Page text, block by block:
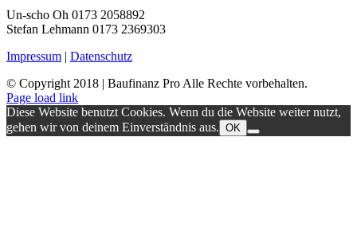
Un-scho Oh 0173 2058892
Stefan Lehmann 0173 2369303
Impressum | Datenschutz
© Copyright 2018 | Baufinanz Pro Alle Rechte vorbehalten.
Page load link
Diese Website benutzt Cookies. Wenn du die Website weiter nutzt,
gehen wir von deinem Einverständnis aus. OK